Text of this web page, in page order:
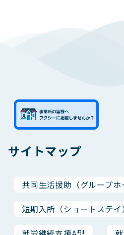
サイトマップ
共同生活援助（グループホ
短期入所（ショートステイ）